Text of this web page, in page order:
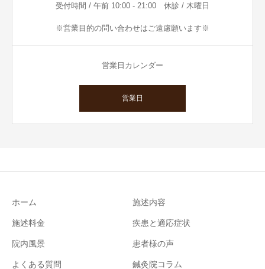
受付時間 / 午前 10:00 - 21:00 休診 / 木曜日
※営業目的の問い合わせはご遠慮願います※
営業日カレンダー
営業日
ホーム 施述内容
施述料金 疾患と適応症状
院内風景 患者様の声
よくある質問 鍼灸院コラム